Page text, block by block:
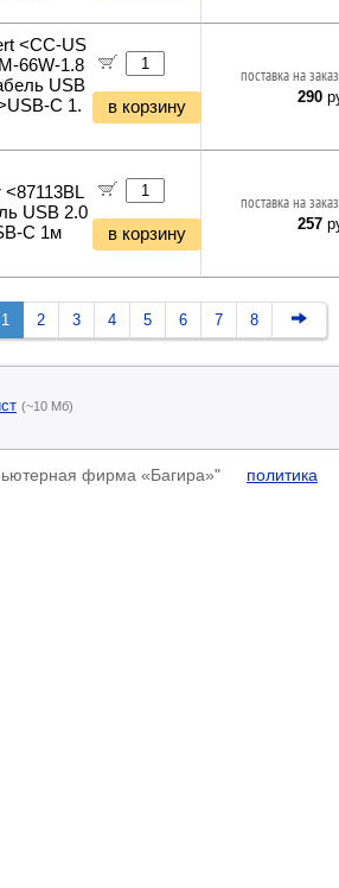
<CC-US
66W-1.8
USB
C 1.
в корзину
поставка на
290
<87113BL
USB 2.0
C 1м
в корзину
поставка на
257
1 2 3 4 5 6 7 8
(~10 Мб)
фирма «Багира»" политика